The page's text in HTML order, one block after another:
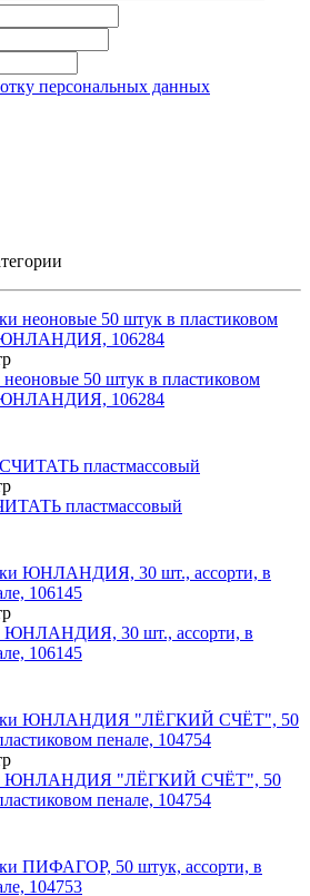
персональных данных
50 штук в пластиковом
ЮНЛАНДИЯ, 106284
пластмассовый
ЮНЛАНДИЯ, 30 шт., ассорти, в
106145
ЮНЛАНДИЯ "ЛЁГКИЙ СЧЁТ", 50
пенале, 104754